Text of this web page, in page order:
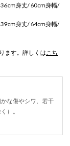
身丈/ 60cm身幅/
身丈/ 64cm身幅/
ます。詳しくは こち
な傷やシワ、若干
）。